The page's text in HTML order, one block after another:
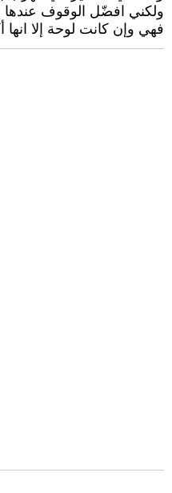
ولكني افضّل الوقوف عندها
فهي وإن كانت لوحة إلا